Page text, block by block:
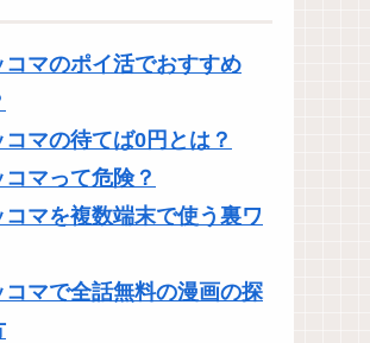
コマのポイ活でおすすめ
コマの待てば0円とは？
コマって危険？
コマを複数端末で使う裏ワ
コマで全話無料の漫画の探